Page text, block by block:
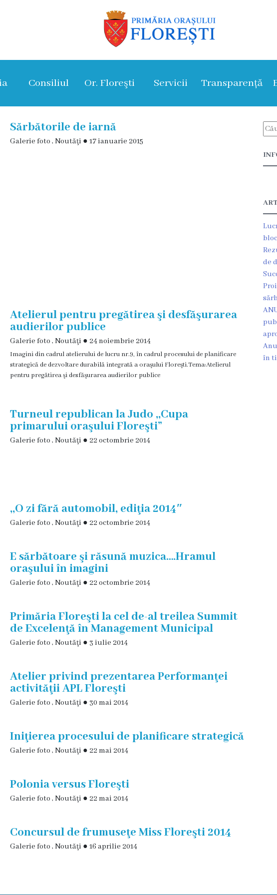
Consiliul Or. Floreşti Servicii Transparență
Sărbătorile de iarnă
Galerie foto ,Noutăţi ●17 ianuarie 2015
Atelierul pentru pregătirea şi desfăşurarea
audierilor publice
Galerie foto ,Noutăţi ● 24 noiembrie 2014
Imagini din cadrul atelierului de lucru nr.9, în cadrul procesului de planificare
strategică de dezvoltare durabilă integrată a oraşului Floreşti.Tema:Atelierul
pentru pregătirea şi desfăşurarea audierilor publice
Turneul republican la Judo ,,Cupa
primarului oraşului Floreşti”
Galerie foto ,Noutăţi ● 22 octombrie 2014
,,O zi fără automobil, ediţia 2014″
Galerie foto ,Noutăţi ● 22 octombrie 2014
E sărbătoare şi răsună muzica….Hramul
oraşului în imagini
Galerie foto ,Noutăţi ● 22 octombrie 2014
Primăria Floreşti la cel de-al treilea Summit
de Excelenţă în Management Municipal
Galerie foto ,Noutăţi ● 3 iulie 2014
Atelier privind prezentarea Performanţei
activităţii APL Floreşti
Galerie foto ,Noutăţi ● 30 mai 2014
Iniţierea procesului de planificare strategică
Galerie foto ,Noutăţi ● 22 mai 2014
Polonia versus Floreşti
Galerie foto ,Noutăţi ● 22 mai 2014
Concursul de frumuseţe Miss Floreşti 2014
Galerie foto ,Noutăţi ●16 aprilie 2014
de
în